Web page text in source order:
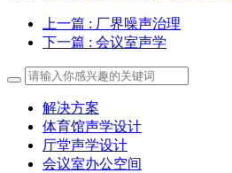
上一篇 : 厂界噪声治理
下一篇 : 会议室声学
解决方案
体育馆声学设计
厅堂声学设计
会议室办公空间